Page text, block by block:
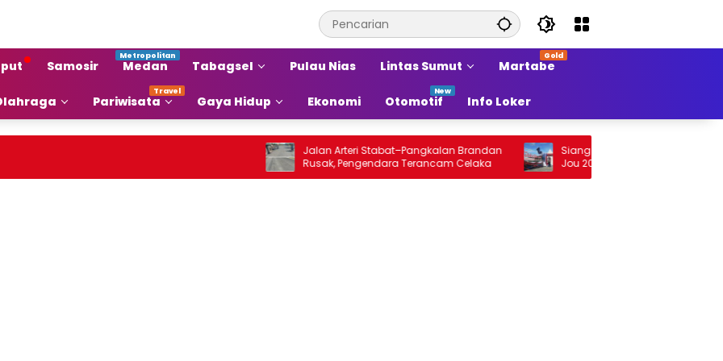
Samosir Medan Tabagsel Pulau Nias Lintas Sumut Martabe
Pariwisata Gaya Hidup Ekonomi Otomotif Info Loker
Jalan Arteri Stabat–Pangkalan Brandan
Rusak, Pengendara Terancam Celaka
Siang Ini Opening Festival Tao Toba Jou
Jou 2026 di Onan Baru Pangururan:
Malamnya Dihibur Marsada Band